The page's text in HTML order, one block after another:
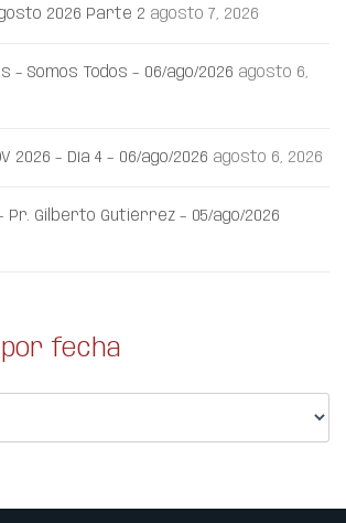
2026 Parte 2 agosto 7, 2026
– Somos Todos – 06/ago/2026 agosto 6,
2026 – Día 4 – 06/ago/2026 agosto 6, 2026
Pr. Gilberto Gutiérrez – 05/ago/2026
fecha